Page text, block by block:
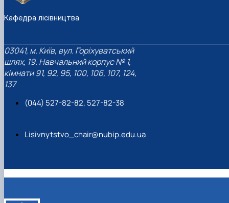
Кафедра лісівництва
03041, м. Київ, вул. Горіхуватський
шлях, 19. Навчальний корпус № 1,
кімнати 91, 92, 95, 100, 106, 107, 124,
137
(044) 527-82-82, 527-82-38
Lisivnytstvo_chair@nubip.edu.ua